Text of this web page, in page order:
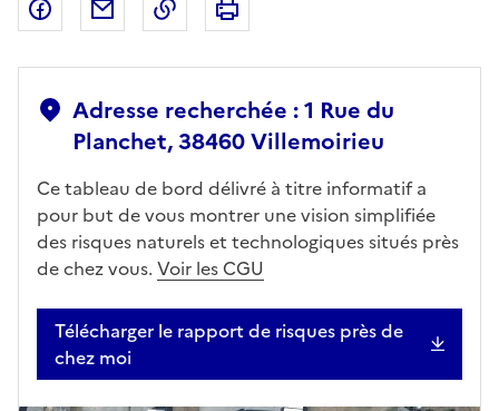
Partager sur Facebook
Partager par emailCopier dans le presse-papier
Adresse recherchée : 1 Rue du
Planchet, 38460 Villemoirieu
Ce tableau de bord délivré à titre informatif a
pour but de vous montrer une vision simplifiée
des risques naturels et technologiques situés près
de chez vous. Voir les CGU
Télécharger le rapport de risques près de
chez moi